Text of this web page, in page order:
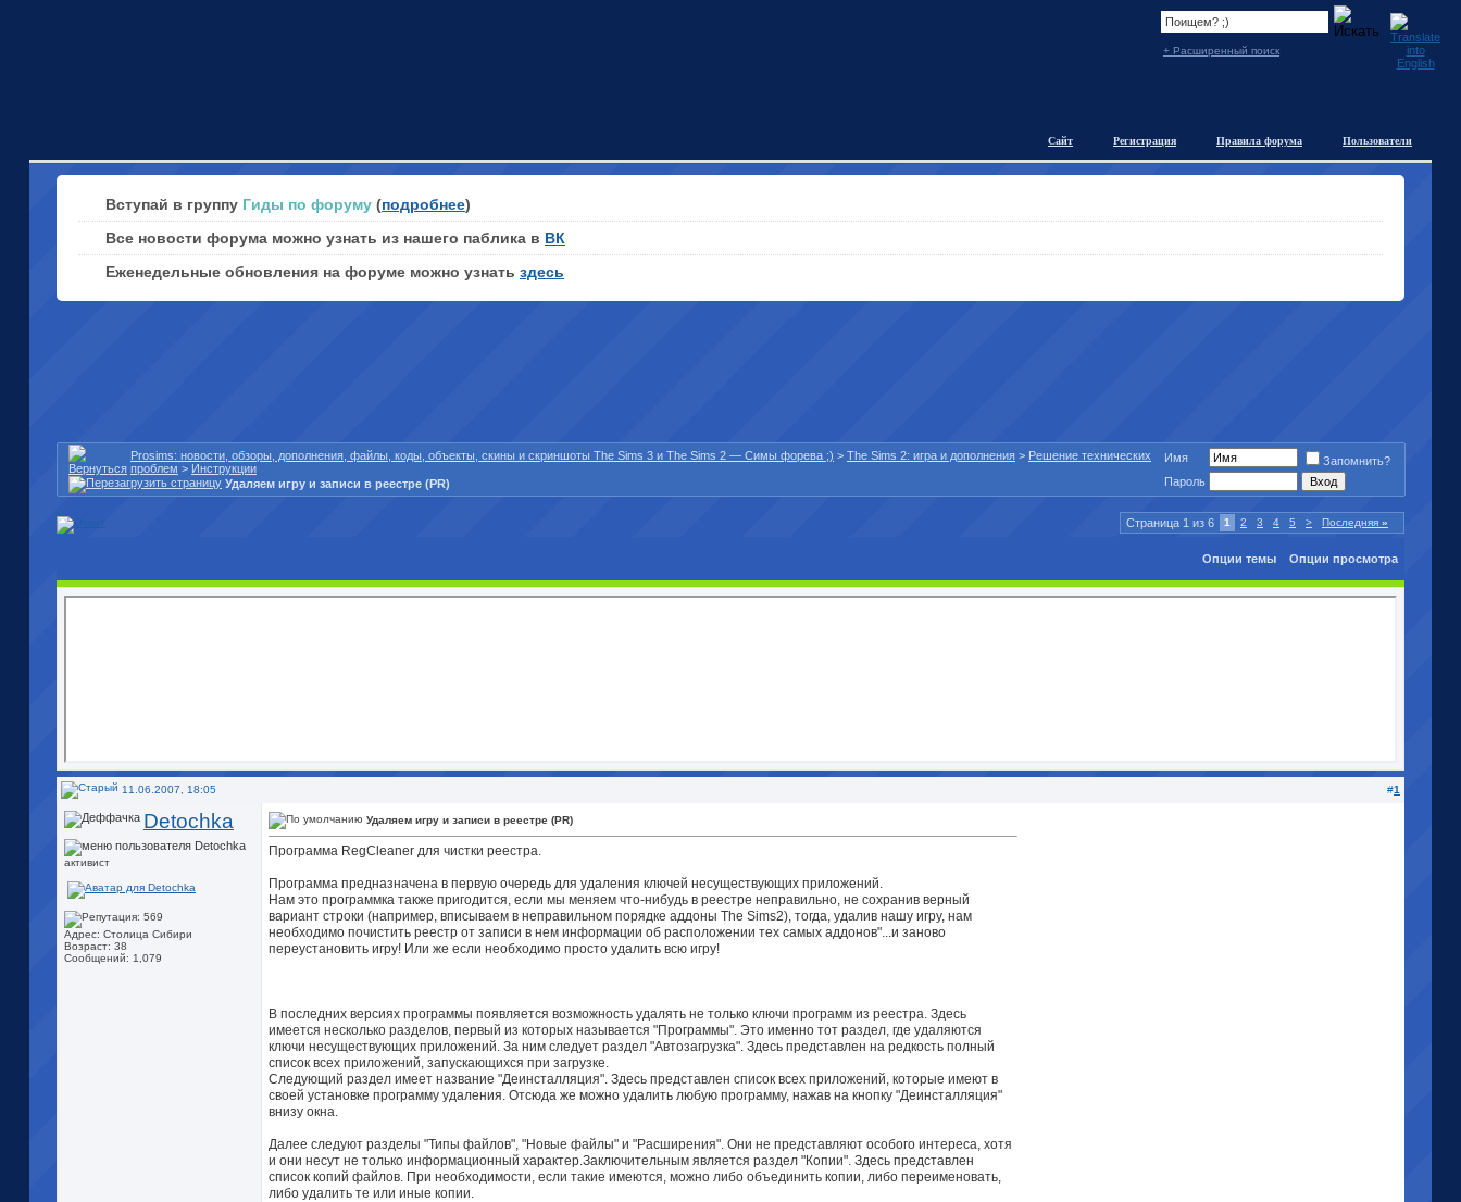
+ Расширенный поиск
Пользователи
Правила форума
Регистрация
Сайт
Вступай в группу Гиды по форуму (подробнее)
Все новости форума можно узнать из нашего паблика в ВК
Еженедельные обновления на форуме можно узнать здесь
Prosims: новости, обзоры, дополнения, файлы, коды, объекты, скины и скриншоты The Sims 3 и The Sims 2 — Симы форева ;) > The Sims 2: игра и дополнения > Решение технических
проблем > Инструкции
Удаляем игру и записи в реестре (PR)
Имя
Запомнить?
Пароль
Страница 1 из 6 1 2 3 4 5 > Последняя »
Опции темы Опции просмотра
11.06.2007, 18:05 #1
Detochka
активист
Адрес: Столица Сибири
Возраст: 38
Сообщений: 1,079
Удаляем игру и записи в реестре (PR)
Программа RegCleaner для чистки реестра.
Программа предназначена в первую очередь для удаления ключей несуществующих приложений.
Нам это программка также пригодится, если мы меняем что-нибудь в реестре неправильно, не сохранив верный
вариант строки (например, вписываем в неправильном порядке аддоны The Sims2), тогда, удалив нашу игру, нам
необходимо почистить реестр от записи в нем информации об расположении тех самых аддонов"...и заново
переустановить игру! Или же если необходимо просто удалить всю игру!
В последних версиях программы появляется возможность удалять не только ключи программ из реестра. Здесь
имеется несколько разделов, первый из которых называется "Программы". Это именно тот раздел, где удаляются
ключи несуществующих приложений. За ним следует раздел "Автозагрузка". Здесь представлен на редкость полный
список всех приложений, запускающихся при загрузке.
Следующий раздел имеет название "Деинсталляция". Здесь представлен список всех приложений, которые имеют в
своей установке программу удаления. Отсюда же можно удалить любую программу, нажав на кнопку "Деинсталляция"
внизу окна.
Далее следуют разделы "Типы файлов", "Новые файлы" и "Расширения". Они не представляют особого интереса, хотя
и они несут не только информационный характер.Заключительным является раздел "Копии". Здесь представлен
список копий файлов. При необходимости, если такие имеются, можно либо объединить копии, либо переименовать,
либо удалить те или иные копии.